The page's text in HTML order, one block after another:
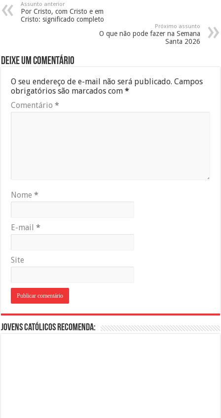
Assunto anterior
Por Cristo, com Cristo e em
Cristo: significado completo
Próximo assunto
O que não pode fazer na Semana
Santa 2026
Deixe um comentário
O seu endereço de e-mail não será publicado. Campos
obrigatórios são marcados com*
Comentário*
Nome*
E-mail*
Site
Jovens Católicos Recomenda: